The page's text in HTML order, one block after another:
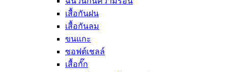
เสื้อกันฝน
เสื้อกันลม
ขนแกะ
ซอฟต์เชลล์
เสื้อกั๊ก